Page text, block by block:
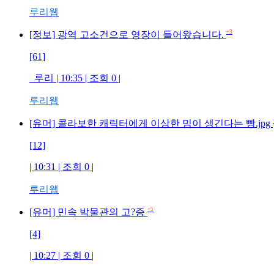
루리웹
[정보] 광역 고소건으로 영장이 들어왔습니다. +3
[61]
_루리 | 10:35 | 조회 0 |
루리웹
[유머] 콜라보한 캐릭터에게 이상한 밈이 생긴다는 빵.jpg
[12]
| 10:31 | 조회 0 |
루리웹
[유머] 민속 박물관의 고?증 +5
[4]
| 10:27 | 조회 0 |